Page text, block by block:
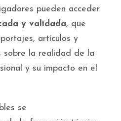
pueden acceder
y validada, que
artículos y
sobre la realidad de la
y su impacto en el
se